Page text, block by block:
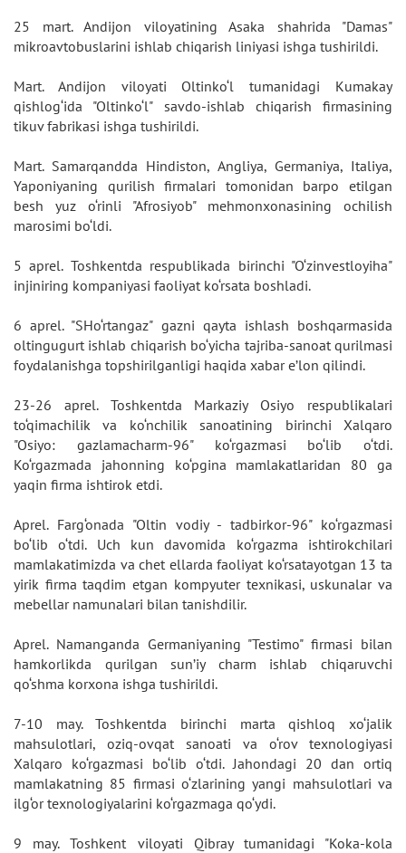
25 mart. Andijon viloyatining Asaka shahrida "Damas"
mikroavtobuslarini ishlab chiqarish liniyasi ishga tushirildi.
Mart. Andijon viloyati Oltinko‘l tumanidagi Kumakay
qishlog‘ida "Oltinko‘l" savdo-ishlab chiqarish firmasining
tikuv fabrikasi ishga tushirildi.
Mart. Samarqandda Hindiston, Angliya, Germaniya, Italiya,
Yaponiyaning qurilish firmalari tomonidan barpo etilgan
besh yuz o‘rinli "Afrosiyob" mehmonxonasining ochilish
marosimi bo‘ldi.
5 aprel. Toshkentda respublikada birinchi "O‘zinvestloyiha"
injiniring kompaniyasi faoliyat ko‘rsata boshladi.
6 aprel. "SHo‘rtangaz" gazni qayta ishlash boshqarmasida
oltingugurt ishlab chiqarish bo‘yicha tajriba-sanoat qurilmasi
foydalanishga topshirilganligi haqida xabar e’lon qilindi.
23-26 aprel. Toshkentda Markaziy Osiyo respublikalari
to‘qimachilik va ko‘nchilik sanoatining birinchi Xalqaro
"Osiyo: gazlamacharm-96" ko‘rgazmasi bo‘lib o‘tdi.
Ko‘rgazmada jahonning ko‘pgina mamlakatlaridan 80 ga
yaqin firma ishtirok etdi.
Aprel. Farg‘onada "Oltin vodiy - tadbirkor-96" ko‘rgazmasi
bo‘lib o‘tdi. Uch kun davomida ko‘rgazma ishtirokchilari
mamlakatimizda va chet ellarda faoliyat ko‘rsatayotgan 13 ta
yirik firma taqdim etgan kompyuter texnikasi, uskunalar va
mebellar namunalari bilan tanishdilir.
Aprel. Namanganda Germaniyaning "Testimo" firmasi bilan
hamkorlikda qurilgan sun’iy charm ishlab chiqaruvchi
qo‘shma korxona ishga tushirildi.
7-10 may. Toshkentda birinchi marta qishloq xo‘jalik
mahsulotlari, oziq-ovqat sanoati va o‘rov texnologiyasi
Xalqaro ko‘rgazmasi bo‘lib o‘tdi. Jahondagi 20 dan ortiq
mamlakatning 85 firmasi o‘zlarining yangi mahsulotlari va
ilg‘or texnologiyalarini ko‘rgazmaga qo‘ydi.
9 may. Toshkent viloyati Qibray tumanidagi "Koka-kola